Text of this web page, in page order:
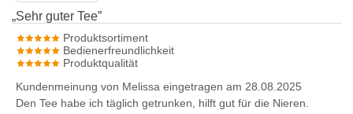
„Sehr guter Tee”
Produktsortiment
Bedienerfreundlichkeit
Produktqualität
Kundenmeinung von Melissa eingetragen am 28.08.2025
Den Tee habe ich täglich getrunken, hilft gut für die Nieren.